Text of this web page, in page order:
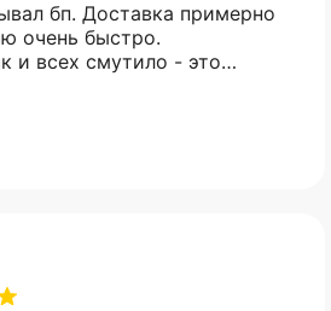
бп. Доставка примерно
очень быстро.
и всех смутило - это
гладко. Упакован
в двойной коробке
номер предоставили.